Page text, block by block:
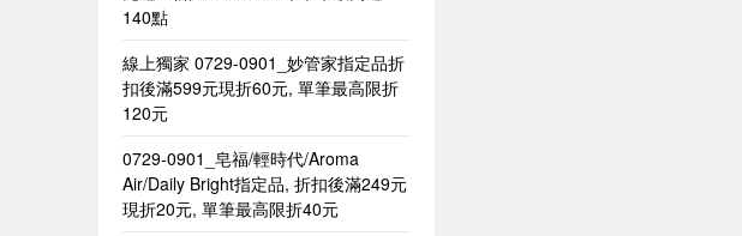
140點
線上獨家 0729-0901_妙管家指定品折
扣後滿599元現折60元, 單筆最高限折
120元
0729-0901_皂福/輕時代/Aroma
Air/Daily Bright指定品, 折扣後滿249元
現折20元, 單筆最高限折40元